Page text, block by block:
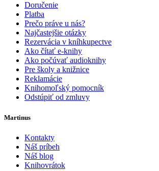
Doručenie
Platba
Prečo práve u nás?
Najčastejšie otázky
Rezervácia v kníhkupectve
Ako čítať e-knihy
Ako počúvať audioknihy
Pre školy a knižnice
Reklamácie
Knihomoľský pomocník
Odstúpiť od zmluvy
Martinus
Kontakty
Náš príbeh
Náš blog
Knihovrátok